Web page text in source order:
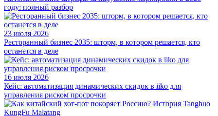
году: полный разбор
23 июля 2026
Ресторанный бизнес 2035: шторм, в котором решается, кто
останется в деле
16 июля 2026
Кейс: автоматизация динамических скидок в iiko для
управления риском просрочки